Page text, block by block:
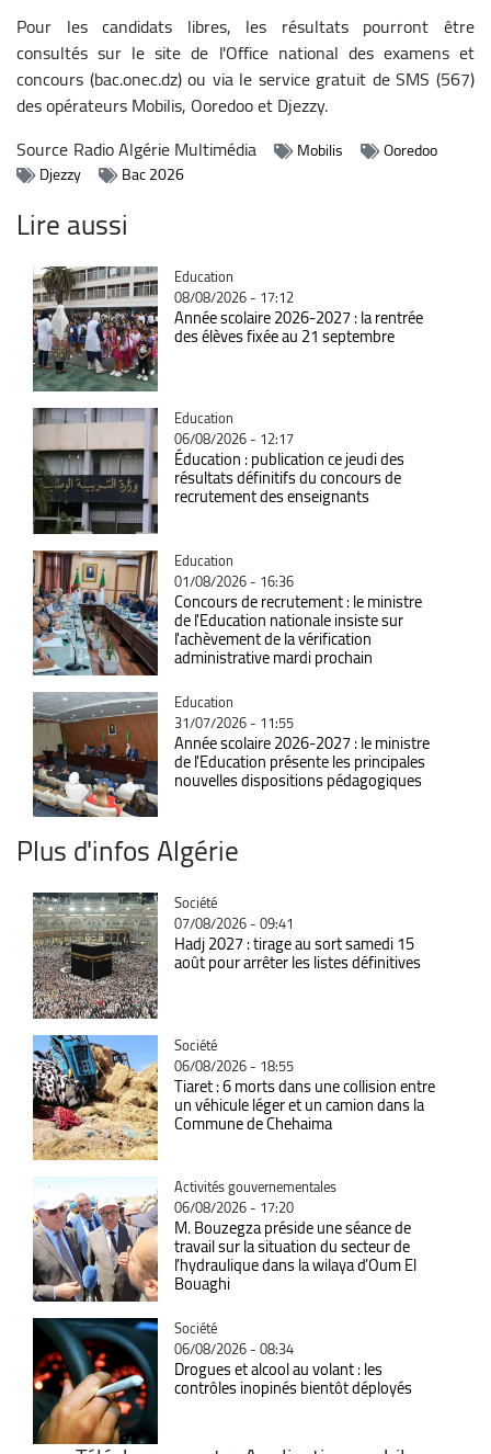
Pour les candidats libres, les résultats pourront être
consultés sur le site de l'Office national des examens et
concours (bac.onec.dz) ou via le service gratuit de SMS (567)
des opérateurs Mobilis, Ooredoo et Djezzy.
Source Radio Algérie Multimédia Mobilis
Ooredoo
Djezzy
Bac 2026
Lire aussi
Catégorie
Education
08/08/2026 - 17:12
Année scolaire 2026-2027 : la rentrée
des élèves fixée au 21 septembre
Catégorie
Education
06/08/2026 - 12:17
Éducation : publication ce jeudi des
résultats définitifs du concours de
recrutement des enseignants
Catégorie
Education
01/08/2026 - 16:36
Concours de recrutement : le ministre
de l'Education nationale insiste sur
l'achèvement de la vérification
administrative mardi prochain
Catégorie
Education
31/07/2026 - 11:55
Année scolaire 2026-2027 : le ministre
de l'Education présente les principales
nouvelles dispositions pédagogiques
Plus d'infos Algérie
Catégorie
Société
07/08/2026 - 09:41
Hadj 2027 : tirage au sort samedi 15
août pour arrêter les listes définitives
Catégorie
Société
06/08/2026 - 18:55
Tiaret : 6 morts dans une collision entre
un véhicule léger et un camion dans la
Commune de Chehaima
Catégorie
Activités gouvernementales
06/08/2026 - 17:20
M. Bouzegza préside une séance de
travail sur la situation du secteur de
l’hydraulique dans la wilaya d’Oum El
Bouaghi
Catégorie
Société
06/08/2026 - 08:34
Drogues et alcool au volant : les
contrôles inopinés bientôt déployés